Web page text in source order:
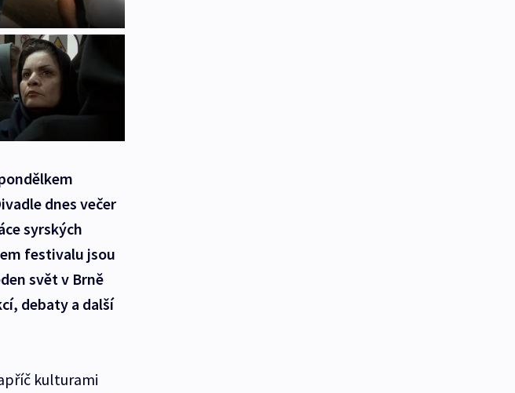
dnes večer
syrských
festivalu jsou
svět v Brně
debaty a další
kulturami